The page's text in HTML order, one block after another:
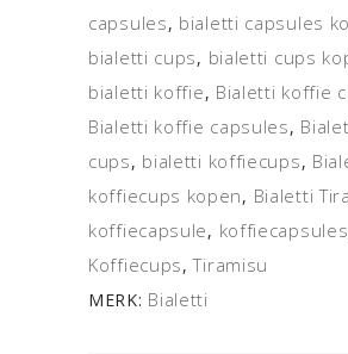
capsules, bialetti capsules
bialetti cups, bialetti cups
bialetti koffie, Bialetti koffie
Bialetti koffie capsules,
cups, bialetti koffiecups,
koffiecups kopen, Bialetti
koffiecapsule, koffiecapsules
Koffiecups,Tiramisu
MERK: Bialetti